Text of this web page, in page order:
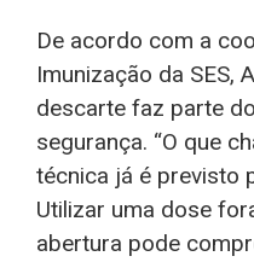
De acordo com a
Imunização da SES,
descarte faz parte
segurança. “O que
técnica já é previsto
Utilizar uma dose
abertura pode